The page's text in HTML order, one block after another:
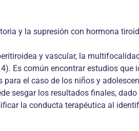
y la supresión con hormona
y vascular, la
Es común encontrar estudios
el caso de los niños y
sesgar los resultados finales,
la conducta terapéutica al